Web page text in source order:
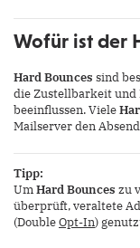
Wofür ist der
Hard Bounces sind
die Zustellbarkeit und
beeinflussen. Viele
Mailserver den
Tipp:
UmHard Bounces zu
überprüft, veraltete
(DoubleOpt-In)